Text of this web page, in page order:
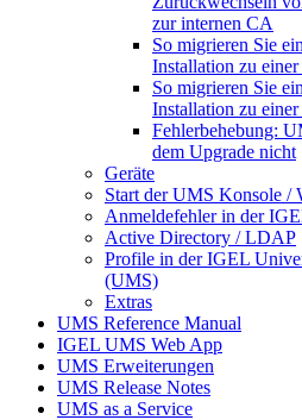
zur internen CA
So migrieren Sie
Installation zu
So migrieren Sie
Installation zu
Fehlerbehebung:
dem Upgrade nicht
Geräte
Start der UMS Konsole /
Anmeldefehler in der
Active Directory / LDAP
Profile in der IGEL
(UMS)
Extras
UMS Reference Manual
IGEL UMS Web App
UMS Erweiterungen
UMS Release Notes
UMS as a Service